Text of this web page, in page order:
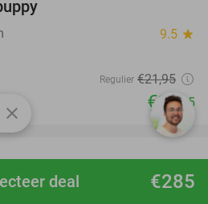
€285
deal
9.5 star
Regulier €21,95
€11,95
36%
favorite_border
close